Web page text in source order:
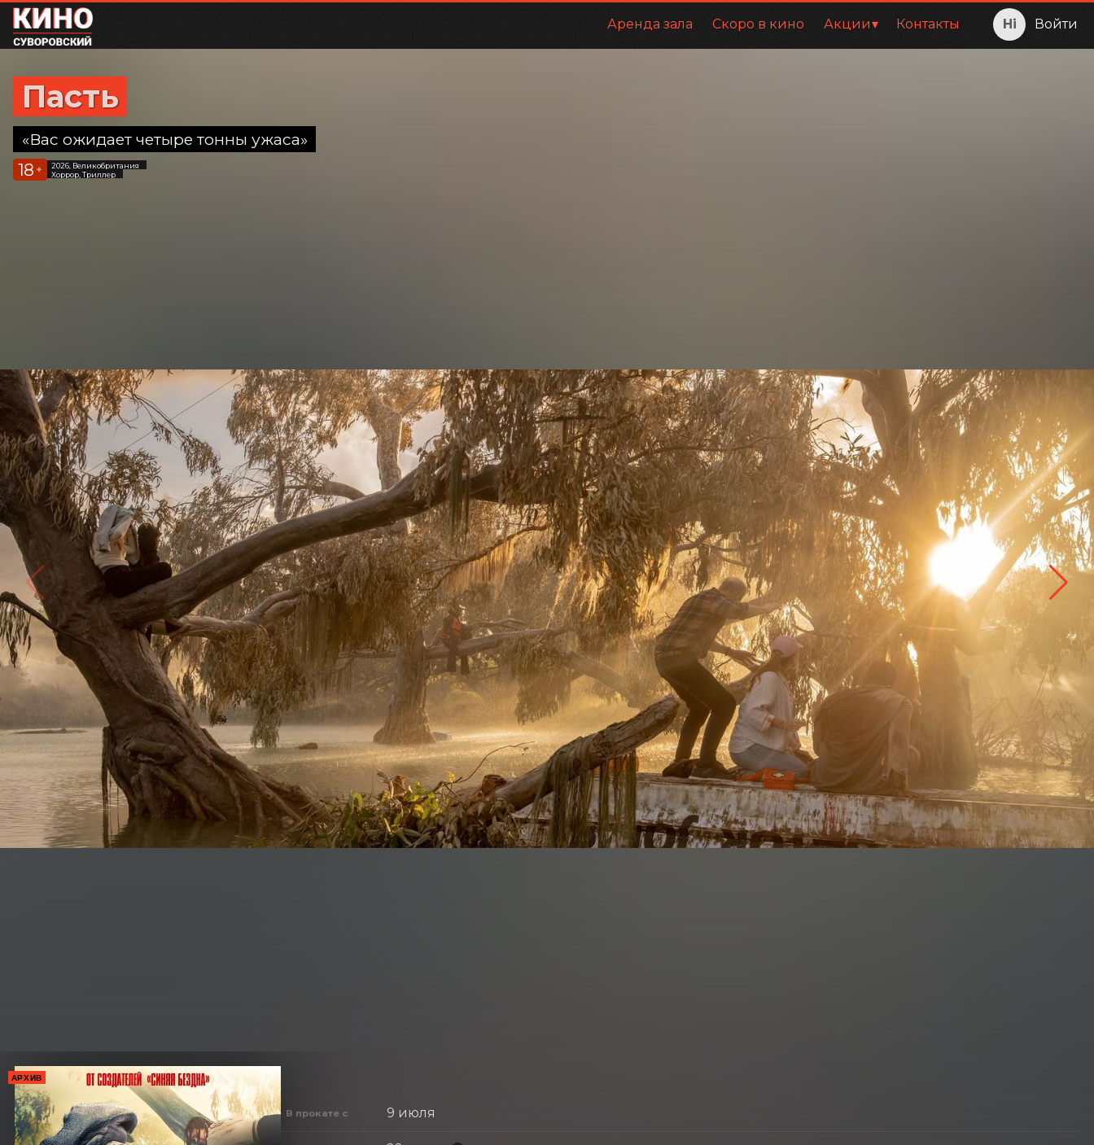
Аренда зала Скоро в кино Акции Контакты Войти
Пасть
«Вас ожидает четыре тонны ужаса»
18 +
2026, Великобритания
Хоррор, Триллер
АРХИВ
В прокате с 9 июля